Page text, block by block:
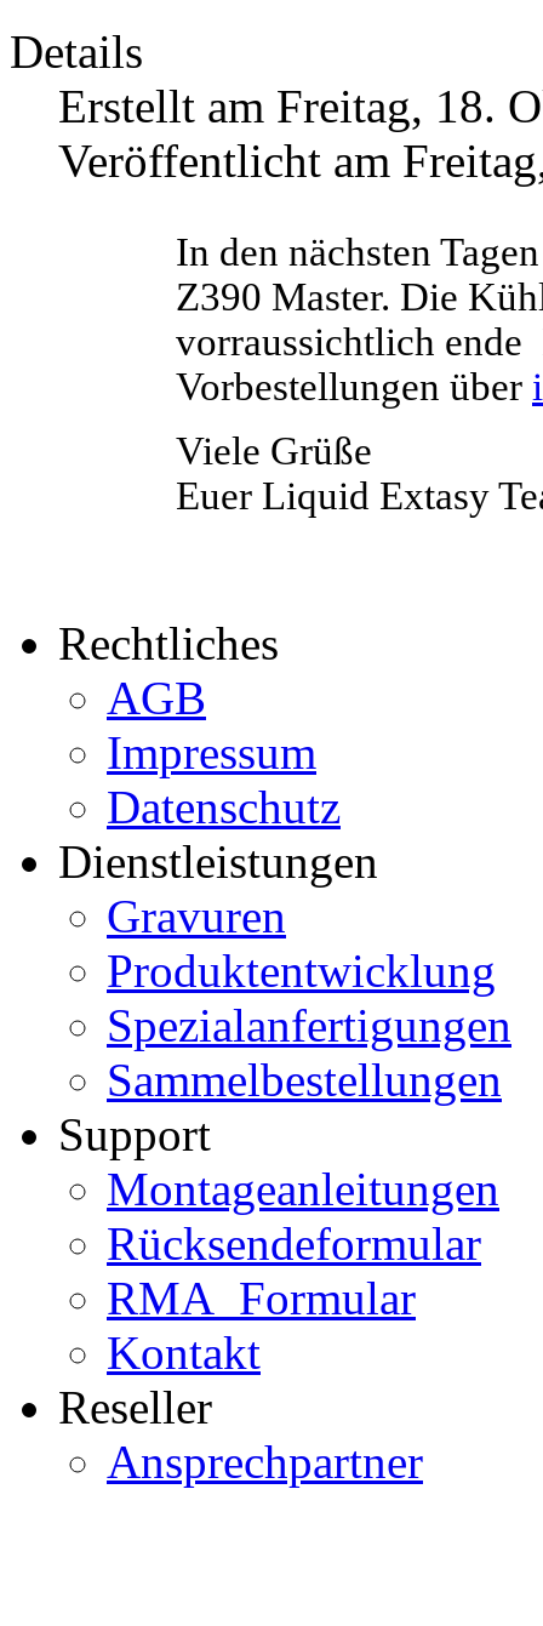
Details
Erstellt am Freitag, 18.
Veröffentlicht am
In den nächsten
Z390 Master. Die
vorraussichtlich ende
Vorbestellungen über
Viele Grüße
Euer Liquid Extasy
Rechtliches
AGB
Impressum
Datenschutz
Dienstleistungen
Gravuren
Produktentwicklung
Spezialanfertigungen
Sammelbestellungen
Support
Montageanleitungen
Rücksendeformular
RMA_Formular
Kontakt
Reseller
Ansprechpartner